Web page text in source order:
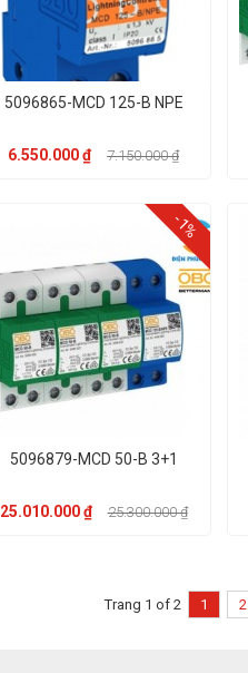
5096865-MCD 125-B NPE
6.550.000 ₫ 7.150.000 ₫
-1%
5096879-MCD 50-B 3+1
25.010.000 ₫ 25.300.000 ₫
Trang 1 of 2 1 2